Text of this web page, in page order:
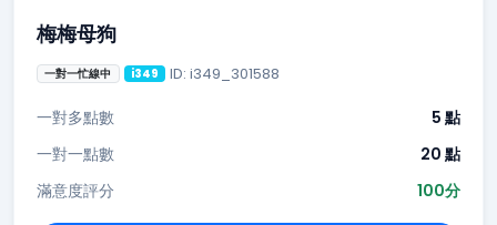
梅梅母狗
一對一忙線中 i349 ID: i349_301588
一對多點數
5 點
一對一點數
20 點
滿意度評分
100分